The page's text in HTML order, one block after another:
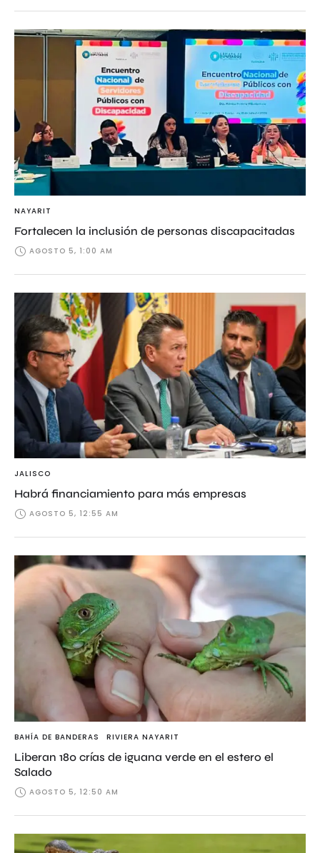
NAYARIT
Fortalecen la inclusión de personas discapacitadas
AGOSTO 5, 1:00 AM
JALISCO
Habrá financiamiento para más empresas
AGOSTO 5, 12:55 AM
BAHÍA DE BANDERAS RIVIERA NAYARIT
Liberan 180 crías de iguana verde en el estero el
Salado
AGOSTO 5, 12:50 AM